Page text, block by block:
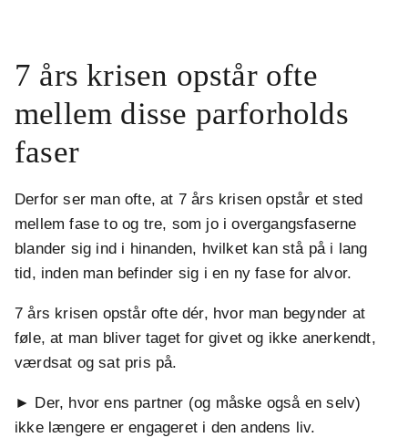
7 års krisen opstår ofte
mellem disse parforholds
faser
Derfor ser man ofte, at 7 års krisen opstår et sted
mellem fase to og tre, som jo i overgangsfaserne
blander sig ind i hinanden, hvilket kan stå på i lang
tid, inden man befinder sig i en ny fase for alvor.
7 års krisen opstår ofte dér, hvor man begynder at
føle, at man bliver taget for givet og ikke anerkendt,
værdsat og sat pris på.
► Der, hvor ens partner (og måske også en selv)
ikke længere er engageret i den andens liv.